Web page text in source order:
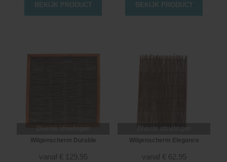
BEKIJK PRODUCT BEKIJK PRODUCT
Diverse afmetingen
Wilgenscherm Durable
vanaf € 129,95
Diverse afmetingen
Wilgenscherm Elegance
vanaf € 62,95